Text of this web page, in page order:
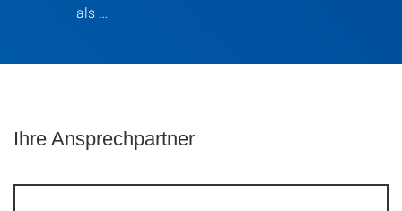
als …
Ihre Ansprechpartner